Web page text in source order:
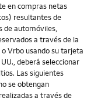
en compras netas
resultantes de
de automóviles,
a través de la
Vrbo usando su tarjeta
deberá seleccionar
Las siguientes
se obtengan
a través de